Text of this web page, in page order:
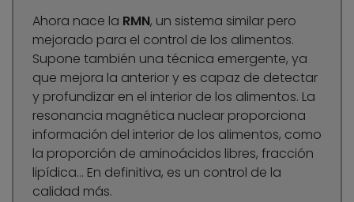
Ahora nace la RMN, un sistema similar pero
mejorado para el control de los alimentos.
Supone también una técnica emergente, ya
que mejora la anterior y es capaz de detectar
y profundizar en el interior de los alimentos. La
resonancia magnética nuclear proporciona
información del interior de los alimentos, como
la proporción de aminoácidos libres, fracción
lipídica… En definitiva, es un control de la
calidad más.